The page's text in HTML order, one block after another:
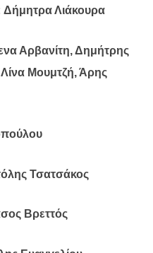
Δήμητρα Λιάκουρα
Αρβανίτη, Δημήτρης
Μουμτζή, Άρης
Τσατσάκος
Βρεττός